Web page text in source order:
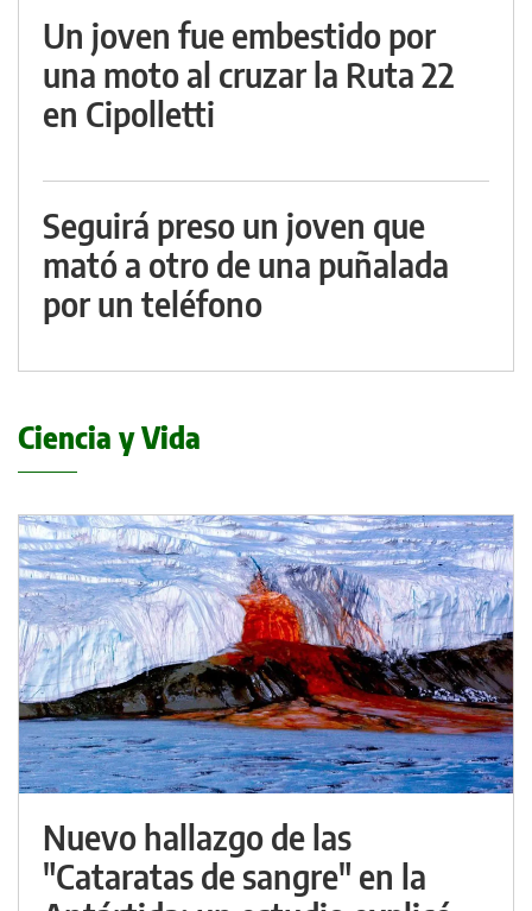
Un joven fue embestido por
una moto al cruzar la Ruta 22
en Cipolletti
Seguirá preso un joven que
mató a otro de una puñalada
por un teléfono
Ciencia y Vida
Nuevo hallazgo de las
"Cataratas de sangre" en la